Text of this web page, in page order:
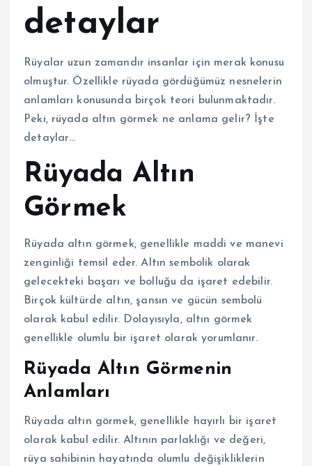
detaylar
Rüyalar uzun zamandır insanlar için merak konusu
olmuştur. Özellikle rüyada gördüğümüz nesnelerin
anlamları konusunda birçok teori bulunmaktadır.
Peki, rüyada altın görmek ne anlama gelir? İşte
detaylar…
Rüyada Altın
Görmek
Rüyada altın görmek, genellikle maddi ve manevi
zenginliği temsil eder. Altın sembolik olarak
gelecekteki başarı ve bolluğu da işaret edebilir.
Birçok kültürde altın, şansın ve gücün sembolü
olarak kabul edilir. Dolayısıyla, altın görmek
genellikle olumlu bir işaret olarak yorumlanır.
Rüyada Altın Görmenin
Anlamları
Rüyada altın görmek, genellikle hayırlı bir işaret
olarak kabul edilir. Altının parlaklığı ve değeri,
rüya sahibinin hayatında olumlu değişikliklerin